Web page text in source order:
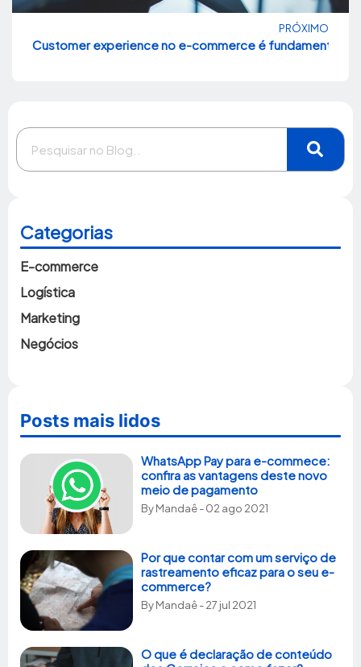
PRÓXIMO
Customer experience no e-commerce é fundamental
Categorias
E-commerce
Logística
Marketing
Negócios
Posts mais lidos
WhatsApp Pay para e-commece:
confira as vantagens deste novo
meio de pagamento
ByMandaê- 02 ago 2021
Por que contar com um serviço de
rastreamento eficaz para o seu e-
commerce?
ByMandaê- 27 jul 2021
O que é declaração de conteúdo